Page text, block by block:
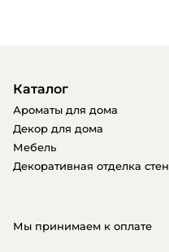
Каталог
Ароматы для дома
Декор для дома
Мебель
Декоративная отделка стен
Мы принимаем к оплате